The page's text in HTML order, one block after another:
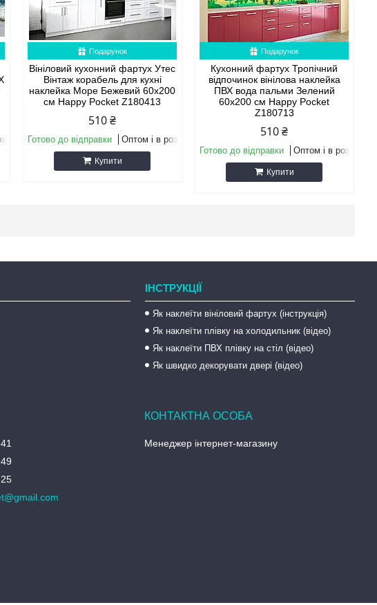
Подарунок
Вініловий кухонний фартух Утес
Вінтаж корабель для кухні
наклейка Море Бежевий 60х200
см Happy Pocket Z180413
510 ₴
Готово до відправки Оптом і в роздріб
Купити
Подарунок
Кухонний фартух Тропічний
відпочинок вінілова наклейка
ПВХ вода пальми Зелений
60х200 см Happy Pocket
Z180713
510 ₴
Готово до відправки Оптом і в роздріб
Купити
ІНСТРУКЦІЇ
Як наклеїти вініловий фартух (інструкція)
Як наклеїти плівку на холодильник (відео)
Як наклеїти ПВХ плівку на стіл (відео)
Як швидко декорувати двері (відео)
Менеджер інтернет-магазину